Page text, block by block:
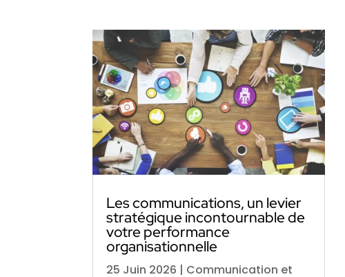
Les communications, un levier
stratégique incontournable de
votre performance
organisationnelle
25 Juin 2026 | Communication et